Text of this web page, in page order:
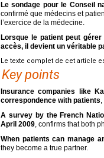
Le sondage pour le Conseil
confirmé que médecins et
l’exercice de la médecine.
Lorsque le patient peut
accès, il devient un véritable
Le texte complet de cet article
Key points
Insurance companies like
correspondence with patients
A survey by the French
April 2009, confirms that both
When patients can manage
they become a true partner.